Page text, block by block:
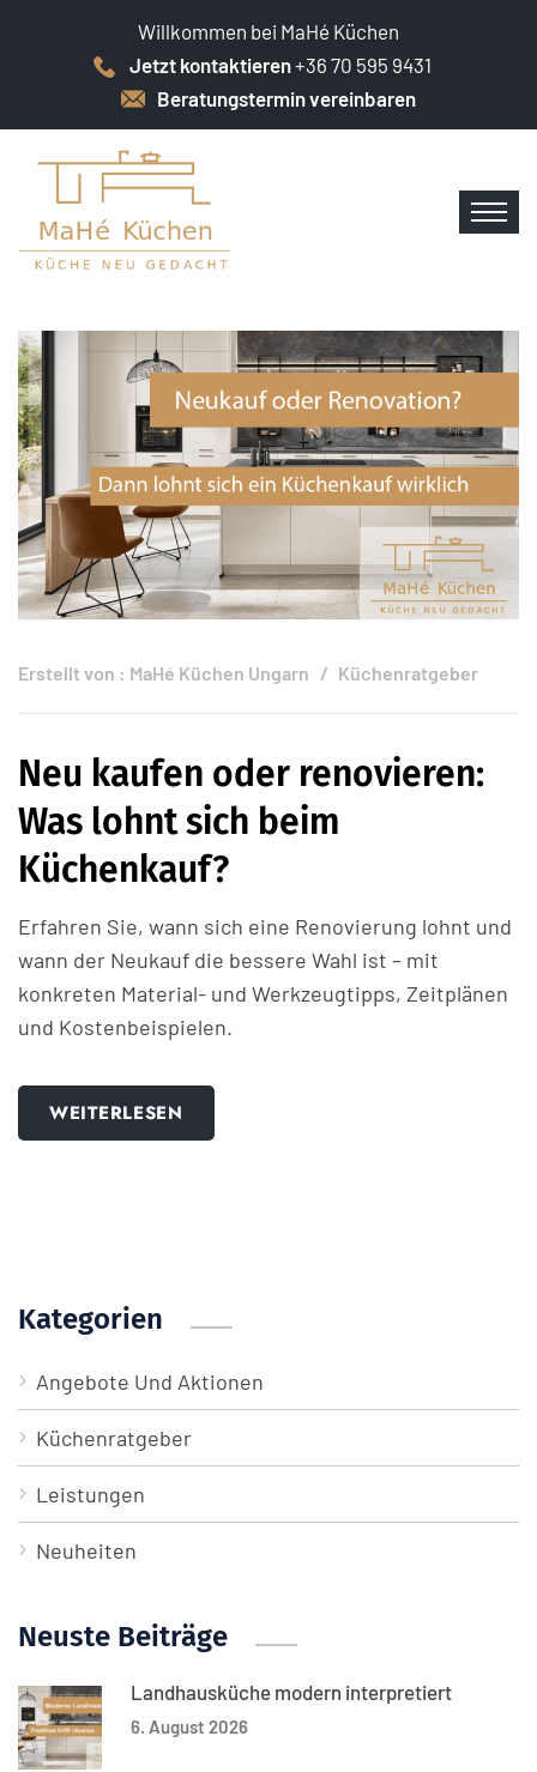
Willkommen bei MaHé Küchen
Jetzt kontaktieren+36 70 595 9431
Beratungstermin vereinbaren
Erstellt von : MaHé Küchen Ungarn Küchenratgeber
Neu kaufen oder renovieren:
Was lohnt sich beim
Küchenkauf?
Erfahren Sie, wann sich eine Renovierung lohnt und
wann der Neukauf die bessere Wahl ist – mit
konkreten Material- und Werkzeugtipps, Zeitplänen
und Kostenbeispielen.
WEITERLESEN
Kategorien
Angebote Und Aktionen
Küchenratgeber
Leistungen
Neuheiten
Neuste Beiträge
Landhausküche modern interpretiert
6. August 2026